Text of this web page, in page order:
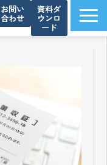
お問い
合わせ
資料ダ
ウンロ
ード